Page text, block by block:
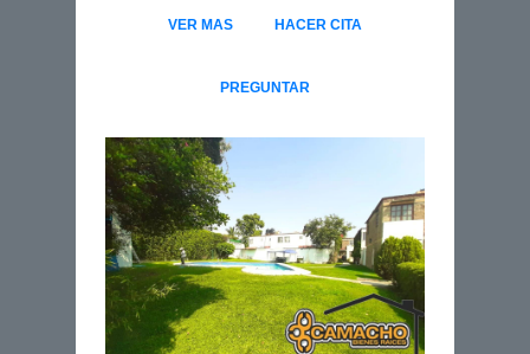
VER MAS HACER CITA
PREGUNTAR